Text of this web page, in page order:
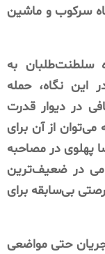
سرکوب و ماشین
سلطنت‌طلبان به
نگاه، حمله
در دیوار قدرت
از آن برای
پهلوی در مصاحبه
در ضعیف‌ترین
بی‌سابقه برای
حتی مواضعی